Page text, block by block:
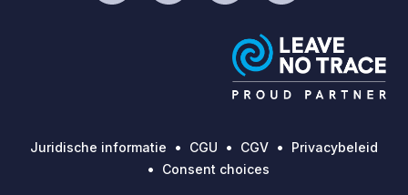
Juridische informatie CGU CGV
Privacybeleid
Consent choices